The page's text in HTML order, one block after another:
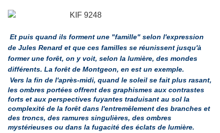
Et puis quand ils forment une "famille" selon l'expression
de Jules Renard et que ces familles se réunissent jusqu'à
former une forêt, on y voit, selon la lumière, des mondes
différents. La forêt de Montgeon, en est un exemple.
Vers la fin de l'après-midi, quand le soleil se fait plus rasant,
les ombres portées offrent des graphismes aux contrastes
forts et aux perspectives fuyantes traduisant au sol la
complexité de la forêt dans l'entremêlement des branches et
des troncs, des ramures singulières, des ombres
mystérieuses ou dans la fugacité des éclats de lumière.